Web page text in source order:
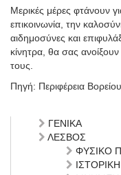
Μερικές μέρες φτάνουν
επικοινωνία, την
αιδημοσύνες και
κίνητρα, θα σας
τους.
Πηγή: Περιφέρεια
ΓΕΝΙΚΑ
ΛΕΣΒΟΣ
ΦΥΣΙΚΟ